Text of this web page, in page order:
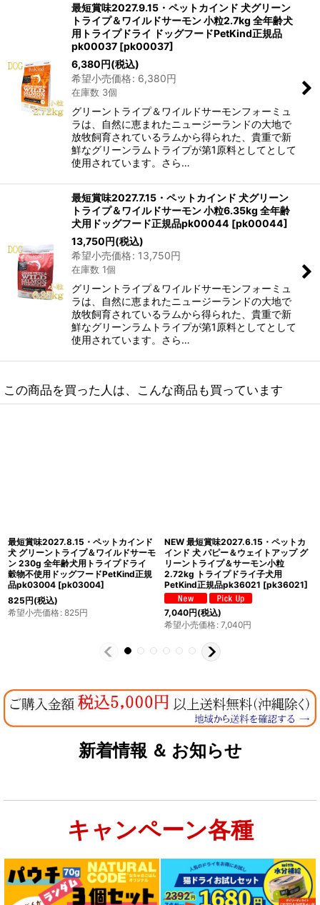
最短賞味2027.9.15・ペットカインド 犬グリーン
トライプ＆ワイルドサーモン 小粒2.7kg 全年齢犬
用トライプドライ ドッグフードPetKind正規品
pk00037 [pk00037]
6,380円(税込)
希望小売価格: 6,380円
在庫数 3個
グリーントライプ＆ワイルドサーモンフォーミュ
ラは、自然に恵まれたニュージーランドの大地で
放牧飼育されているラムから得られた、貴重で新
鮮なグリーンラムトライプが第1原料としてとして
使用されています。さら…
最短賞味2027.7.15・ペットカインド 犬グリーン
トライプ＆ワイルドサーモン 小粒6.35kg 全年齢
犬用ドッグフード正規品pk00044 [pk00044]
13,750円(税込)
希望小売価格: 13,750円
在庫数 1個
グリーントライプ＆ワイルドサーモンフォーミュ
ラは、自然に恵まれたニュージーランドの大地で
放牧飼育されているラムから得られた、貴重で新
鮮なグリーンラムトライプが第1原料としてとして
使用されています。さら…
この商品を買った人は、こんな商品も買っています
最短賞味2027.5.15・ペットカインド
犬グリーントライプ＆ワイルドサーモ
ン 小粒230g トライプドライ全年齢犬
用PetKind正規品pk00013
[pk00013]
825円(税込)
希望小売価格: 825円
最短賞味2027.8.15・ペットカインド
犬 グリーントライプ＆ワイルドサーモ
ン 6.35kgトライプドライ全年齢犬用
PetKind正規品pk01000 [pk01000
13,750円(税込)
希望小売価格: 13,750円
新着情報 ＆ お知らせ
キャンペーン各種